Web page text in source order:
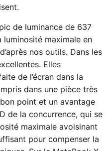
de luminance de 637
luminosité maximale en
nos outils. Dans les
Elles
de l’écran dans la
dans une pièce très
point et un avantage
de la concurrence, qui se
maximale avoisinant
pour compenser la